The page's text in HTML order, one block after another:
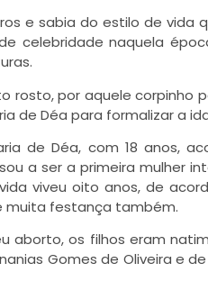
e sabia do estilo de vida
celebridade naquela
por aquele corpinho
de Déa para formalizar a
de Déa, com 18 anos,
a ser a primeira mulher
viveu oito anos, de
muita festança também.
aborto, os filhos eram
Gomes de Oliveira e